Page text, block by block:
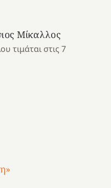
Μίκαλλος
τιμάται στις 7